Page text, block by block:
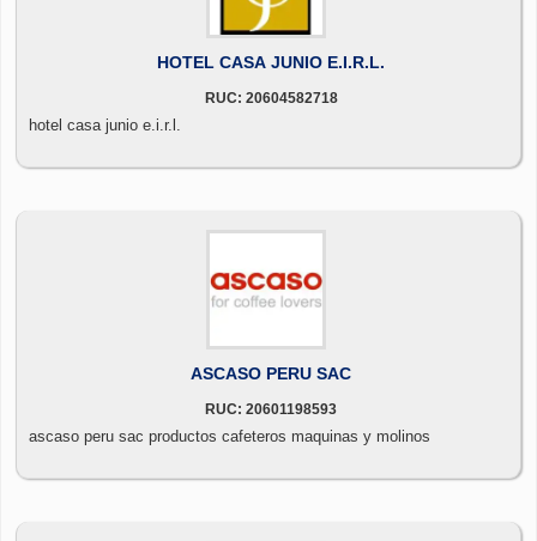
HOTEL CASA JUNIO E.I.R.L.
RUC: 20604582718
hotel casa junio e.i.r.l.
ASCASO PERU SAC
RUC: 20601198593
ascaso peru sac productos cafeteros maquinas y molinos